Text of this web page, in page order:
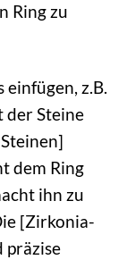
Ring zu
einfügen, z.B.
der Steine
dem Ring
ihn zu
[Zirkonia-
präzise